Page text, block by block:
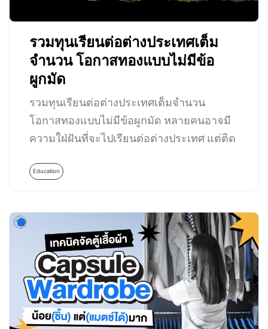
รวมทุนเรียนต่อต่างประเทศเต็ม
จำนวน โอกาสทองแบบไม่มีข้อ
ผูกมัด
รวมทุนเรียนต่อต่างประเทศเต็มจำนวน
โอกาสทองแบบไม่มีข้อผูกมัด หลายคนอาจมี
ความใฝ่ฝันที่จะไปเรียนต่อต่างประเทศ แต่ติด
Education